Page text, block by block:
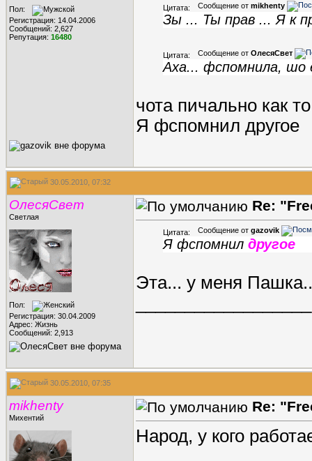
Пол:
Регистрация: 14.04.2006
Сообщений: 2,627
Репутация: 16480
Цитата: Сообщение от mikhenty
Зы ... Ты прав ... Я к
Цитата: Сообщение от ОлесяСвет
Аха... фспомнила, шо
чота пичально как
Я фспомнил другое
30.05.2010, 07:32
ОлесяСвет
Светлая
Пол:
Регистрация: 30.04.2009
Адрес: Жизнь
Сообщений: 2,913
Re:
Цитата: Сообщение от gazovik
Я фспомнил другое
Эта... у меня Пашка
30.05.2010, 07:35
mikhenty
Михентий
Re:
Народ, у кого